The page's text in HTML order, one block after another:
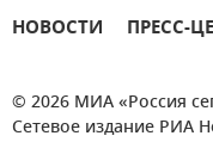
НОВОСТИ ПРЕСС-
© 2026 МИА «Россия
Сетевое издание РИА